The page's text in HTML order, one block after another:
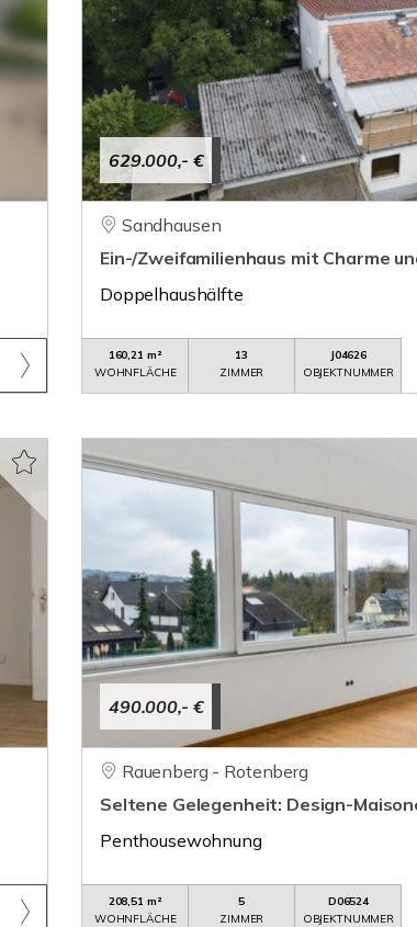
629.000,- €
Sandhausen
Ein-/Zweifamilienhaus mit Charme
Doppelhaushälfte
160,21 m²
WOHNFLÄCHE
13
ZIMMER
J04626
OBJEKTNUMMER
490.000,- €
Rauenberg - Rotenberg
Seltene Gelegenheit: Design-
Penthousewohnung
208,51 m²
WOHNFLÄCHE
5
ZIMMER
D06524
OBJEKTNUMMER